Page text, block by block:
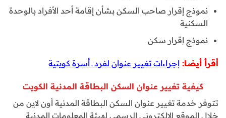
نموذج إقرار صاحب السكن بشأن إقامة أحد الأفراد بالوحدة
السكنية
نموذج إقرار سكن
أقرأ أيضا: إجراءات تغيير عنوان لفرد ـ أسرة كويتية
كيفية تغيير عنوان السكن البطاقة المدنية الكويت
تتوفر خدمة تغيير عنوان السكن البطاقة المدنية أون لاين من
خلال الموقع الإلكتروني الرسمي لهيئة المعلومات المدنية